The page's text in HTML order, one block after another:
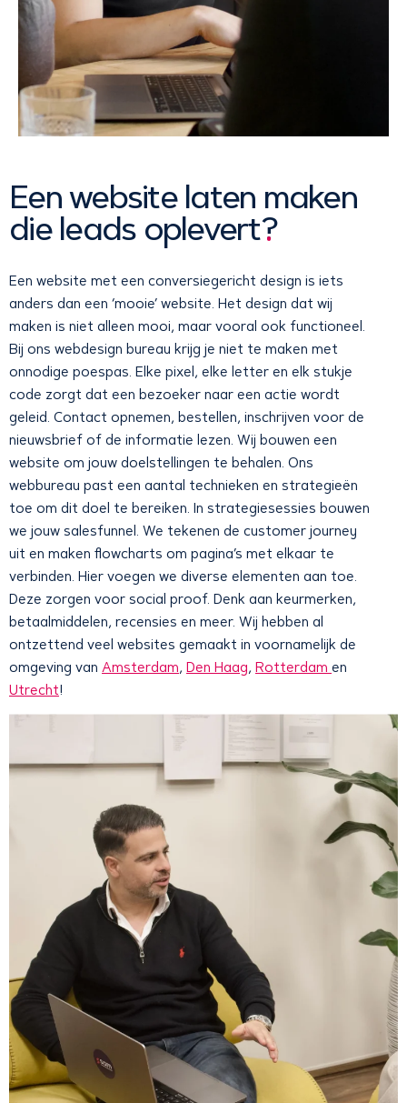
Een website laten maken
die leads oplevert?
Een website met een conversiegericht design is iets
anders dan een ‘mooie’ website. Het design dat wij
maken is niet alleen mooi, maar vooral ook functioneel.
Bij ons webdesign bureau krijg je niet te maken met
onnodige poespas. Elke pixel, elke letter en elk stukje
code zorgt dat een bezoeker naar een actie wordt
geleid. Contact opnemen, bestellen, inschrijven voor de
nieuwsbrief of de informatie lezen. Wij bouwen een
website om jouw doelstellingen te behalen. Ons
webbureau past een aantal technieken en strategieën
toe om dit doel te bereiken. In strategiesessies bouwen
we jouw salesfunnel. We tekenen de customer journey
uit en maken flowcharts om pagina’s met elkaar te
verbinden. Hier voegen we diverse elementen aan toe.
Deze zorgen voor social proof. Denk aan keurmerken,
betaalmiddelen, recensies en meer. Wij hebben al
ontzettend veel websites gemaakt in voornamelijk de
omgeving van Amsterdam, Den Haag, Rotterdam en
Utrecht!